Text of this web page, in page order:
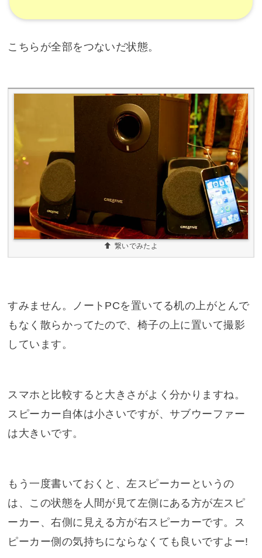
こちらが全部をつないだ状態。
繋いでみたよ
すみません。ノートPCを置いてる机の上がとんで
もなく散らかってたので、椅子の上に置いて撮影
しています。
スマホと比較すると大きさがよく分かりますね。
スピーカー自体は小さいですが、サブウーファー
は大きいです。
もう一度書いておくと、左スピーカーというの
は、この状態を人間が見て左側にある方が左スピ
ーカー、右側に見える方が右スピーカーです。ス
ピーカー側の気持ちにならなくても良いですよー!